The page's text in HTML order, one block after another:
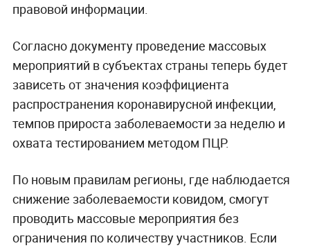
правовой информации.
Согласно документу проведение массовых
мероприятий в субъектах страны теперь будет
зависеть от значения коэффициента
распространения коронавирусной инфекции,
темпов прироста заболеваемости за неделю и
охвата тестированием методом ПЦР.
По новым правилам регионы, где наблюдается
снижение заболеваемости ковидом, смогут
проводить массовые мероприятия без
ограничения по количеству участников. Если